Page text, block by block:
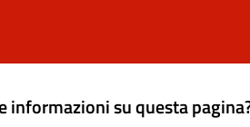
informazioni su questa